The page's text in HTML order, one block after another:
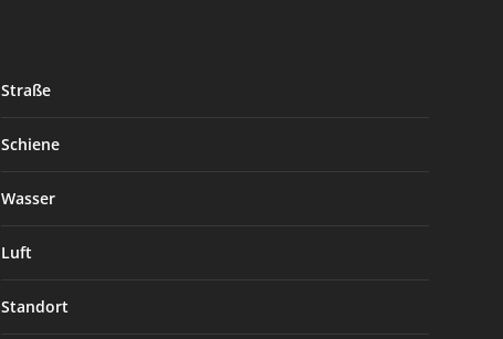
Straße
Schiene
Wasser
Luft
Standort